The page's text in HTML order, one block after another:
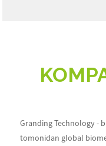
Granding Technology -
tomonidan global